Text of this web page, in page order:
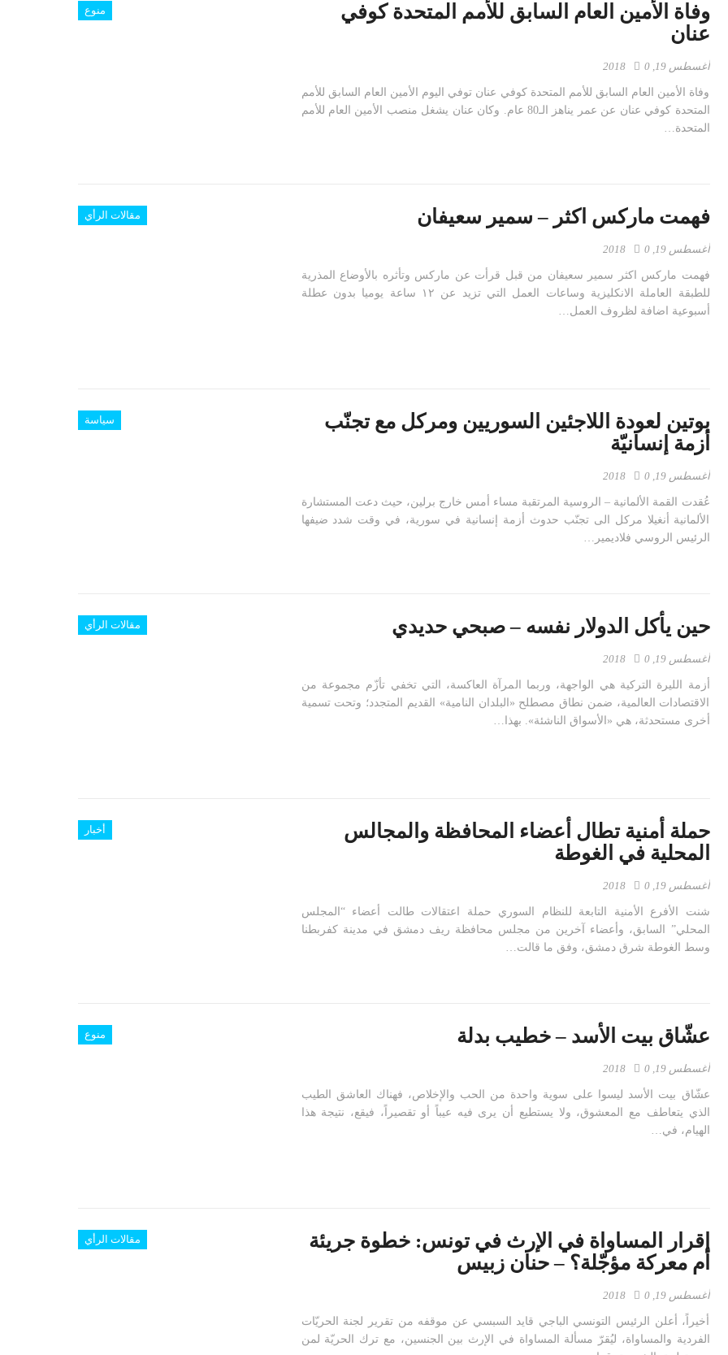
منوع
وفاة الأمين العام السابق للأمم المتحدة كوفي
عنان
أغسطس 19, 2018 0
وفاة الأمين العام السابق للأمم المتحدة كوفي عنان توفي اليوم الأمين العام السابق للأمم
المتحدة كوفي عنان عن عمر يناهز الـ80 عام. وكان عنان يشغل منصب الأمين العام للأمم
المتحدة…
مقالات الرأي فهمت ماركس اكثر – سمير سعيفان
أغسطس 19, 2018 0
فهمت ماركس اكثر سمير سعيفان من قبل قرأت عن ماركس وتأثره بالأوضاع المذرية
للطبقة العاملة الانكليزية وساعات العمل التي تزيد عن ١٢ ساعة يوميا بدون عطلة
أسبوعية اضافة لظروف العمل…
سياسة
بوتين لعودة اللاجئين السوريين ومركل مع تجنّب
أزمة إنسانيّة
أغسطس 19, 2018 0
عُقدت القمة الألمانية – الروسية المرتقبة مساء أمس خارج برلين، حيث دعت المستشارة
الألمانية أنغيلا مركل الى تجنّب حدوث أزمة إنسانية في سورية، في وقت شدد ضيفها
الرئيس الروسي فلاديمير…
مقالات الرأي حين يأكل الدولار نفسه – صبحي حديدي
أغسطس 19, 2018 0
أزمة الليرة التركية هي الواجهة، وربما المرآة العاكسة، التي تخفي تأزّم مجموعة من
الاقتصادات العالمية، ضمن نطاق مصطلح «البلدان النامية» القديم المتجدد؛ وتحت تسمية
أخرى مستحدثة، هي «الأسواق الناشئة». بهذا…
أخبار
حملة أمنية تطال أعضاء المحافظة والمجالس
المحلية في الغوطة
أغسطس 19, 2018 0
شنت الأفرع الأمنية التابعة للنظام السوري حملة اعتقالات طالت أعضاء “المجلس
المحلي” السابق، وأعضاء آخرين من مجلس محافظة ريف دمشق في مدينة كفربطنا
وسط الغوطة شرق دمشق، وفق ما قالت…
منوع عشّاق بيت الأسد – خطيب بدلة
أغسطس 19, 2018 0
عشّاق بيت الأسد ليسوا على سوية واحدة من الحب والإخلاص، فهناك العاشق الطيب
الذي يتعاطف مع المعشوق، ولا يستطيع أن يرى فيه عيباً أو تقصيراً، فيقع، نتيجة هذا
الهيام، في…
مقالات الرأي
إقرار المساواة في الإرث في تونس: خطوة جريئة
أم معركة مؤجّلة؟ – حنان زبيس
أغسطس 19, 2018 0
أخيراً، أعلن الرئيس التونسي الباجي قايد السبسي عن موقفه من تقرير لجنة الحريّات
الفردية والمساواة، ليُقرّ مسألة المساواة في الإرث بين الجنسين، مع ترك الحريّة لمن